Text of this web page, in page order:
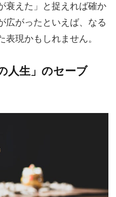
衰えた」と捉えれば確か
広がったといえば、なる
現かもしれません。
人生」のセーブ